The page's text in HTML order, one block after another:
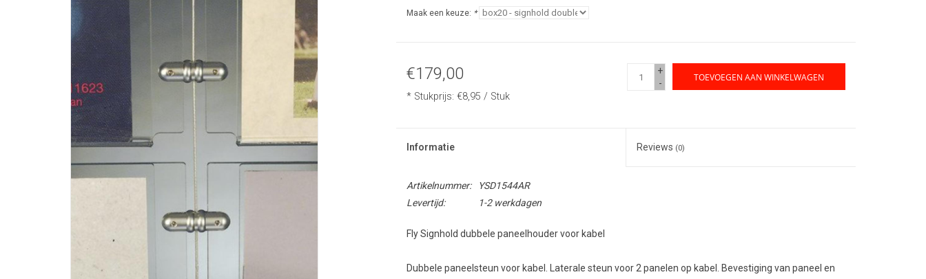
Maak een keuze: *
€179,00
* Stukprijs: €8,95 / Stuk
+
-
TOEVOEGEN AAN WINKELWAGEN
Informatie Reviews (0)
Artikelnummer:
YSD1544AR
Levertijd:
1-2 werkdagen
Fly Signhold dubbele paneelhouder voor kabel
Dubbele paneelsteun voor kabel. Laterale steun voor 2 panelen op kabel.
Bevestiging van paneel en